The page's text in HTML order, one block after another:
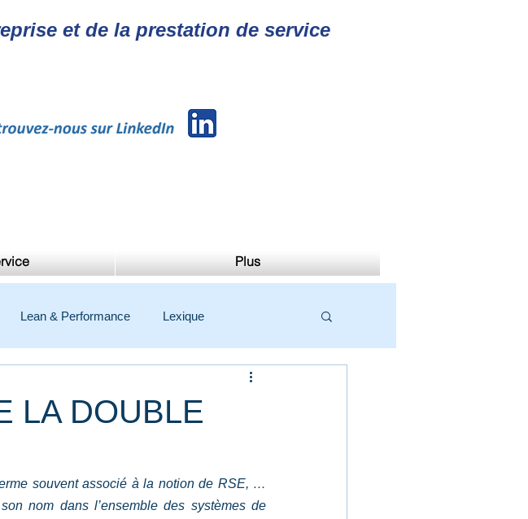
et de la prestation de service
Plus
Lean & Performance Lexique
du travail Audit Interne Environnement
LA DOUBLE
souvent associé à la notion de RSE, …
nom dans l’ensemble des systèmes de